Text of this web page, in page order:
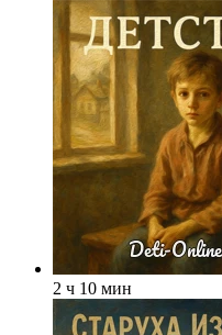
2 ч 10 мин